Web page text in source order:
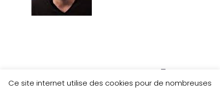
Leave a Reply
Ce site internet utilise des cookies pour de nombreuses